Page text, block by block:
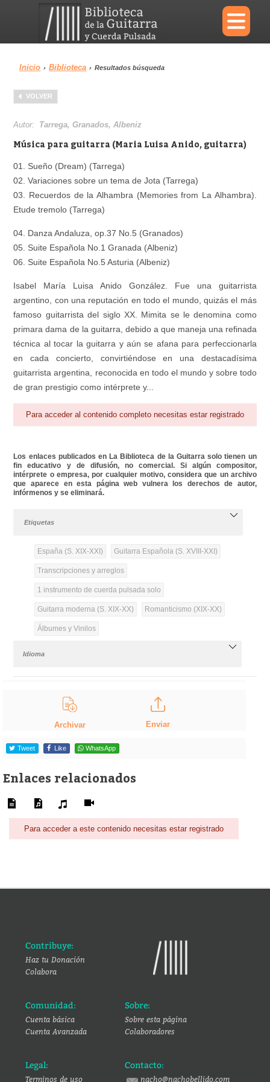
×
Menu
Biblioteca
Área personal Reproductor
Inicio › Biblioteca › Resultados búsqueda
VOLVER
Autor: Tarrega, Granados, Albeniz
Música para guitarra (Maria Luisa Anido, guitarra)
01. Sueño (Dream) (Tarrega)
02. Variaciones sobre un tema de Jota (Tarrega)
03. Recuerdos de la Alhambra (Memories from La Alhambra).
Etude tremolo (Tarrega)
04. Danza Andaluza, op.37 No.5 (Granados)
05. Suite Española No.1 Granada (Albeniz)
06. Suite Española No.5 Asturia (Albeniz)
Isabel María Luisa Anido González. Fue una guitarrista
argentino, con una reputación en todo el mundo, quizás el más
famoso guitarrista del siglo XX. Mimita se le denomina como
primara dama de la guitarra, debido a que maneja una refinada
técnica al tocar la guitarra y aún se afana para perfeccionarla
en cada concierto, convirtiéndose en una destacadísima
guitarrista argentina, reconocida en todo el mundo y sobre todo
de gran prestigio como intérprete y...
Para acceder al contenido completo necesitas estar registrado
Los enlaces publicados en La Biblioteca de la Guitarra solo tienen un
fin educativo y de difusión, no comercial. Si algún compositor,
intérprete o empresa, por cualquier motivo, considera que un archivo
que aparece en esta página web vulnera los derechos de autor,
infórmenos y se eliminará.
Etiquetas
España (S. XIX-XXI) Guitarra Española (S. XVIII-XXI)
Transcripciones y arreglos
1 instrumento de cuerda pulsada solo
Guitarra moderna (S. XIX-XX) Romanticismo (XIX-XX)
Álbumes y Vinilos
Idioma
Archivar Enviar
Tweet Like WhatsApp
Enlaces relacionados
Para acceder a este contenido necesitas estar registrado
Contribuye:
Haz tu Donación
Colabora
Comunidad:
Cuenta básica
Cuenta Avanzada
Sobre:
Sobre esta página
Colaboradores
Legal:
Terminos de uso
Contacto:
nacho@nachobellido.com